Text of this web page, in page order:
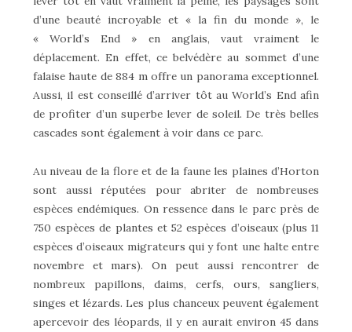
d’une beauté incroyable et « la fin du monde », le
« World’s End » en anglais, vaut vraiment le
déplacement. En effet, ce belvédère au sommet d’une
falaise haute de 884 m offre un panorama exceptionnel.
Aussi, il est conseillé d’arriver tôt au World’s End afin
de profiter d’un superbe lever de soleil. De très belles
cascades sont également à voir dans ce parc.
Au niveau de la flore et de la faune les plaines d’Horton
sont aussi réputées pour abriter de nombreuses
espèces endémiques. On ressence dans le parc près de
750 espèces de plantes et 52 espèces d’oiseaux (plus 11
espèces d’oiseaux migrateurs qui y font une halte entre
novembre et mars). On peut aussi rencontrer de
nombreux papillons, daims, cerfs, ours, sangliers,
singes et lézards. Les plus chanceux peuvent également
apercevoir des léopards, il y en aurait environ 45 dans